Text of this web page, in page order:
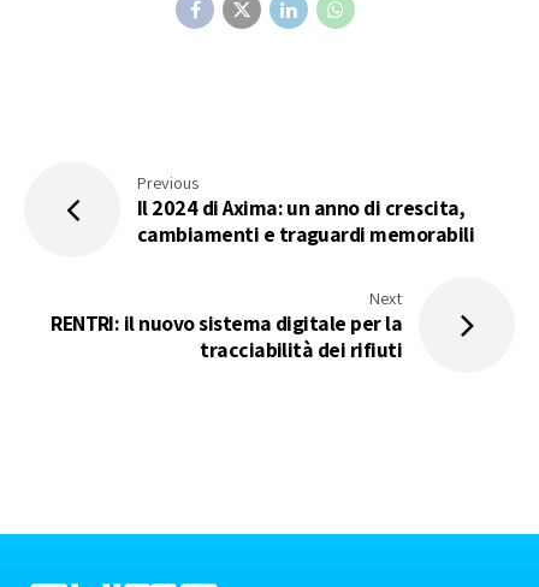
Previous
Il 2024 di Axima: un anno di crescita,
cambiamenti e traguardi memorabili
Next
RENTRI: il nuovo sistema digitale per la
tracciabilità dei rifiuti